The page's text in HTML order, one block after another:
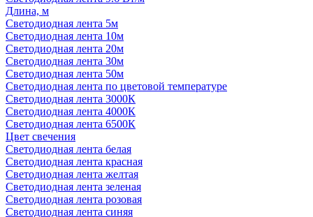
Длина, м
Светодиодная лента 5м
Светодиодная лента 10м
Светодиодная лента 20м
Светодиодная лента 30м
Светодиодная лента 50м
Светодиодная лента по цветовой температуре
Светодиодная лента 3000К
Светодиодная лента 4000К
Светодиодная лента 6500К
Цвет свечения
Светодиодная лента белая
Светодиодная лента красная
Светодиодная лента желтая
Светодиодная лента зеленая
Светодиодная лента розовая
Светодиодная лента синяя